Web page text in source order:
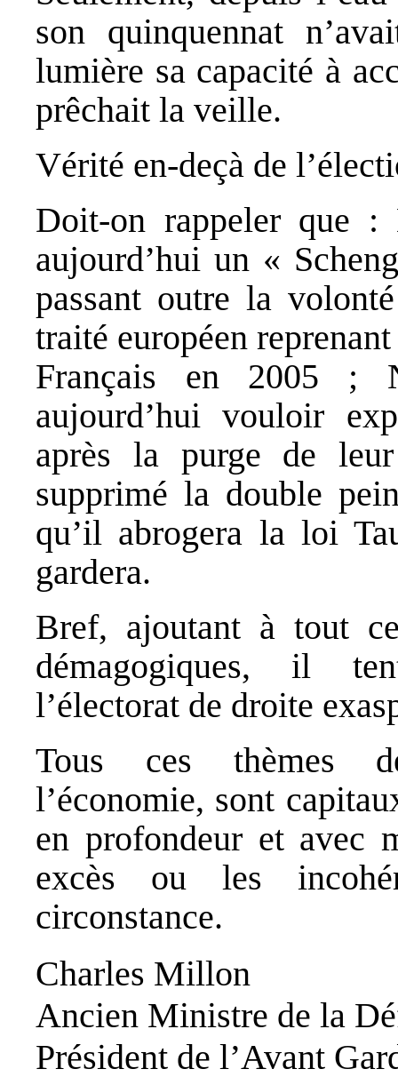
son quinquennat
lumière sa capacité à
prêchait la veille.
Vérité en-deçà de
Doit-on rappeler que :
aujourd’hui un «
passant outre la
traité européen
Français en 2005 ;
aujourd’hui vouloir
après la purge de
supprimé la double
qu’il abrogera la loi
gardera.
Bref, ajoutant à tout
démagogiques, il
l’électorat de droite
Tous ces thèmes
l’économie, sont
en profondeur et avec
excès ou les
circonstance.
Charles Millon
Ancien Ministre de la
Président de l’Avant